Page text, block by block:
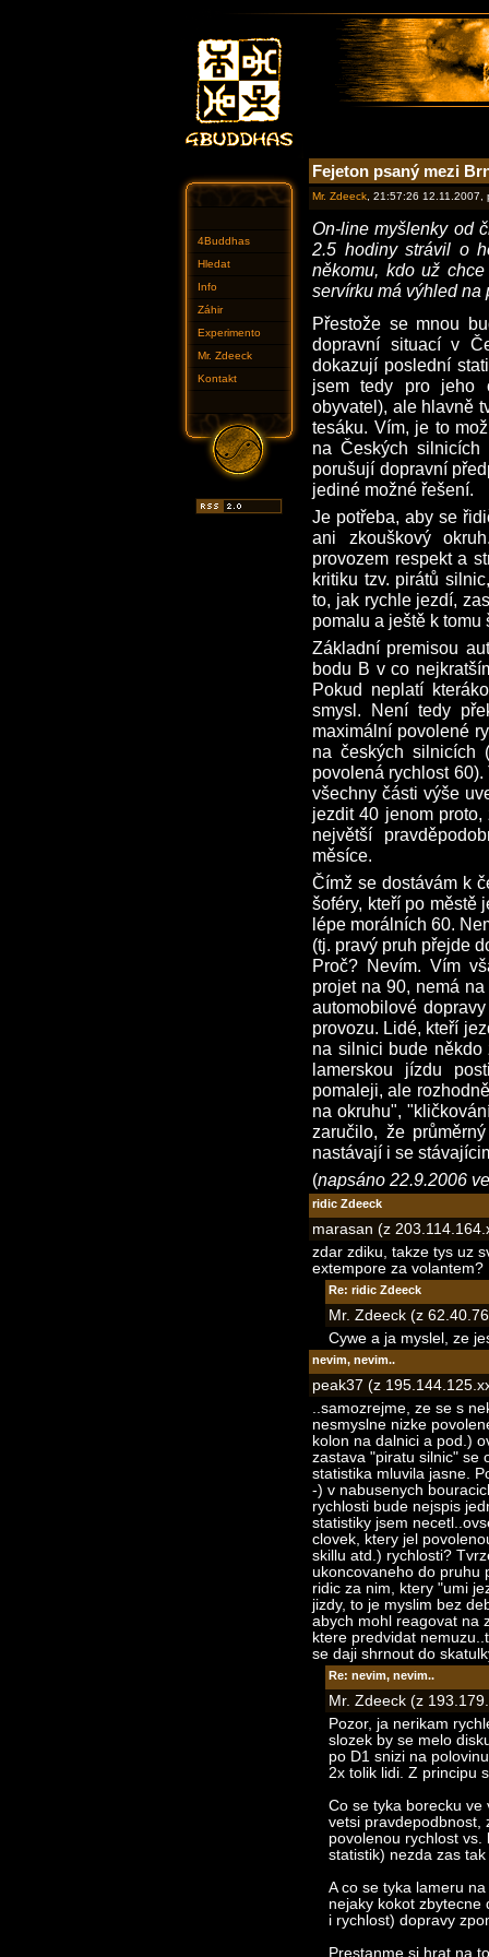
4Buddhas
Hledat
Info
Záhir
Experimento
Mr. Zdeeck
Kontakt
Fejeton psaný mezi
Mr. Zdeeck , 21:57:26
On-line myšlenky od
2.5 hodiny strávil o
někomu, kdo už
servírku má výhled na
Přestože se mnou
dopravní situací v
dokazují poslední
jsem tedy pro jeho
obyvatel), ale hlavně
tesáku. Vím, je to
na Českých
porušují dopravní
jediné možné řešení.
Je potřeba, aby se
ani zkouškový
provozem respekt a
kritiku tzv. pirátů
to, jak rychle jezdí,
pomalu a ještě k tomu
Základní premisou
bodu B v co
Pokud neplatí
smysl. Není tedy
maximální povolené
na českých silnicích
povolená rychlost
všechny části výše
jezdit 40 jenom
největší
měsíce.
Čímž se dostávám k
šoféry, kteří po městě
lépe morálních 60.
(tj. pravý pruh přejde
Proč? Nevím. Vím
projet na 90, nemá
automobilové
provozu. Lidé, kteří
na silnici bude někdo
lamerskou jízdu
pomaleji, ale
na okruhu",
zaručilo, že
nastávají i se
(napsáno 22.9.2006
ridic Zdeeck
marasan (z
zdar zdiku, takze tys uz
extempore za
Re: ridic Zdeeck
Mr. Zdeeck (z
Cywe a ja myslel, ze
nevim, nevim..
peak37 (z
..samozrejme, ze se s
nesmyslne nizke
kolon na dalnici a pod.)
zastava "piratu silnic" se
statistika mluvila jasne.
-) v nabusenych
rychlosti bude nejspis
statistiky jsem
clovek, ktery jel
skillu atd.) rychlosti?
ukoncovaneho do pruhu
ridic za nim, ktery "umi
jizdy, to je myslim bez
abych mohl reagovat na
ktere predvidat
se daji shrnout do
Re: nevim, nevim..
Mr. Zdeeck (z
Pozor, ja nerikam
slozek by se melo
po D1 snizi na
2x tolik lidi. Z principu
Co se tyka borecku ve
vetsi pravdepodbnost,
povolenou rychlost
statistik) nezda zas
A co se tyka lameru
nejaky kokot zbytecne
i rychlost) dopravy
Prestanme si hrat na